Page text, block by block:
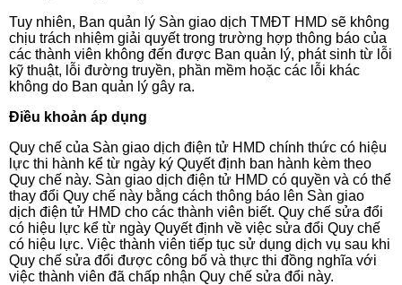
Tuy nhiên, Ban quản lý Sàn giao dịch TMĐT HMD sẽ không
chịu trách nhiệm giải quyết trong trường hợp thông báo của
các thành viên không đến được Ban quản lý, phát sinh từ lỗi
kỹ thuật, lỗi đường truyền, phần mềm hoặc các lỗi khác
không do Ban quản lý gây ra.
Điều khoản áp dụng
Quy chế của Sàn giao dịch điện tử HMD chính thức có hiệu
lực thi hành kể từ ngày ký Quyết định ban hành kèm theo
Quy chế này. Sàn giao dịch điện tử HMD có quyền và có thể
thay đổi Quy chế này bằng cách thông báo lên Sàn giao
dịch điện tử HMD cho các thành viên biết. Quy chế sửa đổi
có hiệu lực kể từ ngày Quyết định về việc sửa đổi Quy chế
có hiệu lực. Việc thành viên tiếp tục sử dụng dịch vụ sau khi
Quy chế sửa đổi được công bố và thực thi đồng nghĩa với
việc thành viên đã chấp nhận Quy chế sửa đổi này.